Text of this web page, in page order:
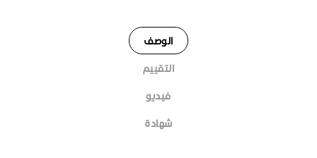
الوصف
التقييم
فيديو
شهادة